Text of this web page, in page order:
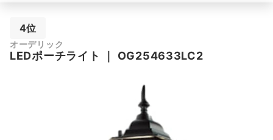
4位
オーデリック
LEDポーチライト OG254633LC2